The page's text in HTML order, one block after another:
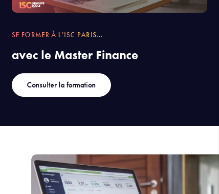
SE FORMER À L'ISC PARIS…
avec le Master Finance
Consulter la formation